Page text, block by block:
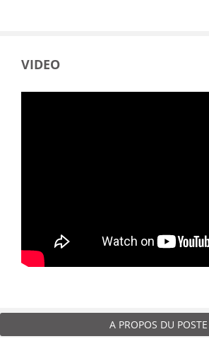
VIDEO
A PROPOS DU POSTE